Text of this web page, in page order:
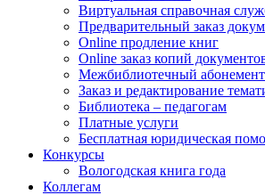
Виртуальная справочная
Предварительный заказ
Online продление книг
Online заказ копий
Межбиблиотечный абонемент
Заказ и редактирование
Библиотека – педагогам
Платные услуги
Бесплатная юридическая
Конкурсы
Вологодская книга года
Коллегам